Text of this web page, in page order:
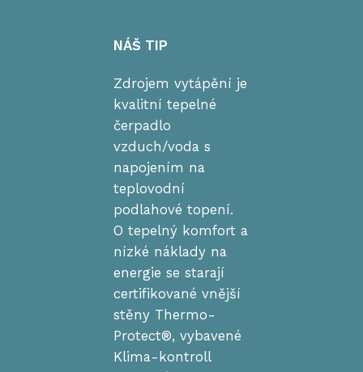
NÁŠ TIP
Zdrojem vytápění je
kvalitní tepelné
čerpadlo
vzduch/voda s
napojením na
teplovodní
podlahové topení.
O tepelný komfort a
nízké náklady na
energie se starají
certifikované vnější
stěny Thermo-
Protect®, vybavené
Klima-kontroll